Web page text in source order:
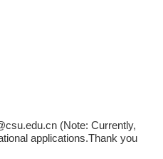
(Note: Currently,
applications.Thank you